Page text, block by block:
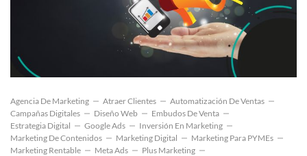
Agencia De Marketing Atraer Clientes
Automatización De Ventas
Campañas Digitales
Diseño Web
Embudos De Venta
Estrategia Digital
Google Ads
Inversión En Marketing
Marketing De Contenidos
Marketing Digital
Marketing Para PYMEs
Marketing Rentable
Meta Ads
Plus Marketing